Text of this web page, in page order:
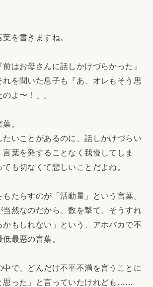
を書きますね。
はお母さんに話しかけづらかった』
を聞いた息子も『あ、オレもそう思
よ〜！」。
。
いことがあるのに、話しかけづらい
言葉を発することなく我慢してしま
も切なくて悲しいことだよね。
たらすのが「活動量」という言葉。
然なのだから、数を撃て。そうすれ
かもしれない」という、アホバカで不
最悪の言葉。
で、どんだけ不平不満を言うことに
思った」と言っていたけれども……